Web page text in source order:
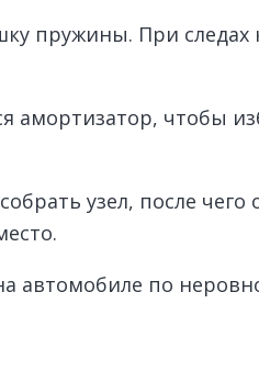
пружины. При следах
амортизатор, чтобы
узел, после чего
автомобиле по